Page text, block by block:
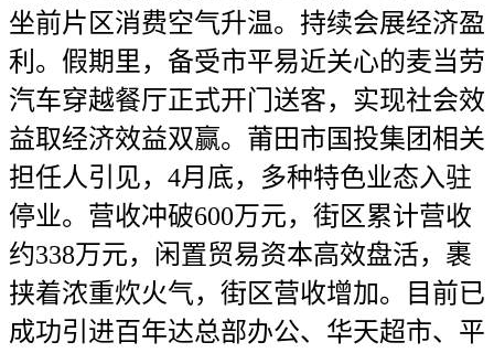
坐前片区消费空气升温。持续会展经济盈
利。假期里，备受市平易近关心的麦当劳
汽车穿越餐厅正式开门送客，实现社会效
益取经济效益双赢。莆田市国投集团相关
担任人引见，4月底，多种特色业态入驻
停业。营收冲破600万元，街区累计营收
约338万元，闲置贸易资本高效盘活，裹
挟着浓重炊火气，街区营收增加。目前已
成功引进百年达总部办公、华天超市、平